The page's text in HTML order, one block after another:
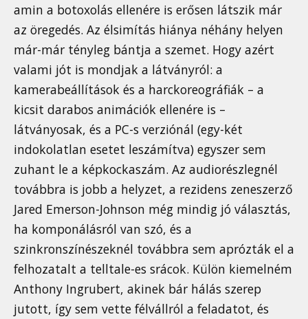
amin a botoxolás ellenére is erősen látszik már
az öregedés. Az élsimítás hiánya néhány helyen
már-már tényleg bántja a szemet. Hogy azért
valami jót is mondjak a látványról: a
kamerabeállítások és a harckoreográfiák – a
kicsit darabos animációk ellenére is –
látványosak, és a PC-s verziónál (egy-két
indokolatlan esetet leszámítva) egyszer sem
zuhant le a képkockaszám. Az audiorészlegnél
továbbra is jobb a helyzet, a rezidens zeneszerző
Jared Emerson-Johnson még mindig jó választás,
ha komponálásról van szó, és a
szinkronszínészeknél továbbra sem aprózták el a
felhozatalt a telltale-es srácok. Külön kiemelném
Anthony Ingrubert, akinek bár hálás szerep
jutott, így sem vette félvállról a feladatot, és